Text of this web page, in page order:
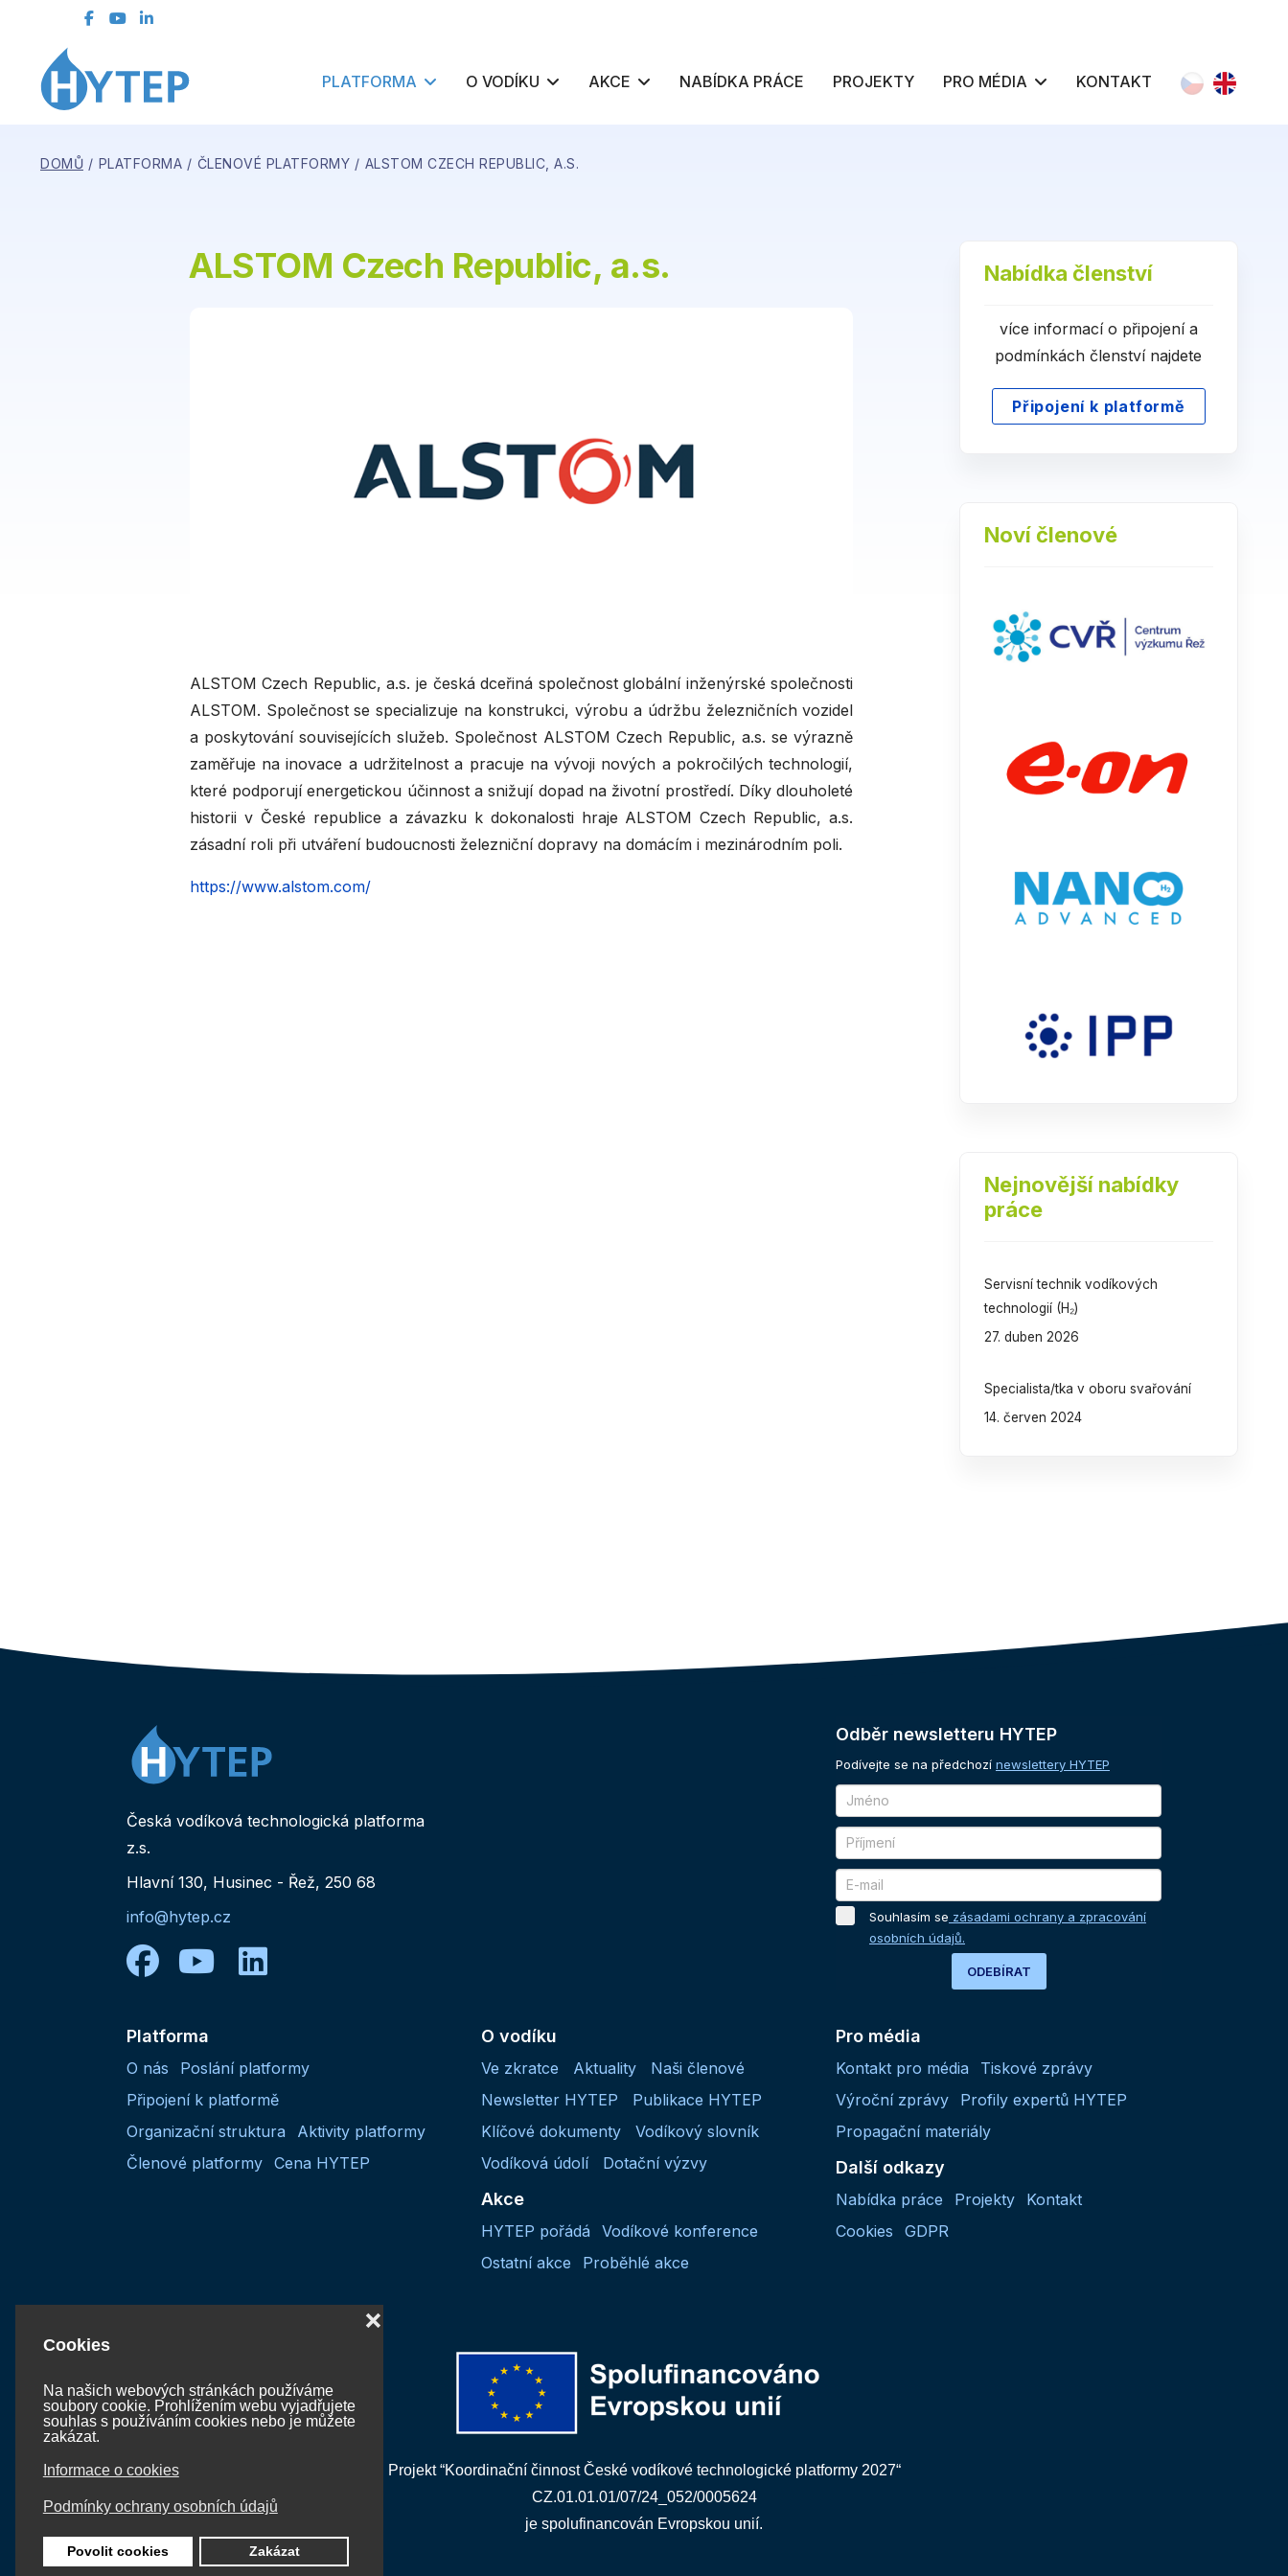
Cookies
Na našich webových stránkách používáme
soubory cookie. Prohlížením webu vyjadřujete
souhlas s používáním cookies nebo je můžete
zakázat.
Informace o cookies
Podmínky ochrany osobních údajů
Povolit cookies Zakázat
❌
ČLENSKÁ SEKCE
PLATFORMA O VODÍKU AKCE NABÍDKA PRÁCE PROJEKTY PRO MÉDIA KONTAKT Zvolte jazyk
DOMŮ PLATFORMA ČLENOVÉ PLATFORMY ALSTOM CZECH REPUBLIC, A.S.
ALSTOM Czech Republic, a.s.
ALSTOM Czech Republic, a.s. je česká dceřiná společnost globální inženýrské společnosti
ALSTOM. Společnost se specializuje na konstrukci, výrobu a údržbu železničních vozidel
a poskytování souvisejících služeb. Společnost ALSTOM Czech Republic, a.s. se výrazně
zaměřuje na inovace a udržitelnost a pracuje na vývoji nových a pokročilých technologií,
které podporují energetickou účinnost a snižují dopad na životní prostředí. Díky dlouholeté
historii v České republice a závazku k dokonalosti hraje ALSTOM Czech Republic, a.s.
zásadní roli při utváření budoucnosti železniční dopravy na domácím i mezinárodním poli.
https://www.alstom.com/
Nabídka členství
více informací o připojení a
podmínkách členství najdete
Připojení k platformě
Noví členové
Nejnovější nabídky
práce
Servisní technik vodíkových
technologií (H₂)
27. duben 2026
Specialista/tka v oboru svařování
14. červen 2024
Česká vodíková technologická platforma
z.s.
Hlavní 130, Husinec - Řež, 250 68
info@hytep.cz
facebook
youtube
linkedin
Odběr newsletteru HYTEP
Podívejte se na předchozí newslettery HYTEP
Souhlasím se zásadami ochrany a zpracování
osobních údajů.
ODEBÍRAT
Platforma
O nás
Poslání platformy
Připojení k platformě
Organizační struktura
Aktivity platformy
Členové platformy Cena HYTEP
O vodíku
Ve zkratce Aktuality
Naši členové
Newsletter HYTEP
Publikace HYTEP
Klíčové dokumenty
Vodíkový slovník
Vodíková údolí
Dotační výzvy
Akce
HYTEP pořádá
Vodíkové konference
Ostatní akce
Proběhlé akce
Pro média
Kontakt pro média
Tiskové zprávy
Výroční zprávy
Profily expertů HYTEP
Propagační materiály
Další odkazy
Nabídka práce Projekty
Kontakt
Cookies
GDPR
Projekt “Koordinační činnost České vodíkové technologické platformy 2027“
CZ.01.01.01/07/24_052/0005624
je spolufinancován Evropskou unií.